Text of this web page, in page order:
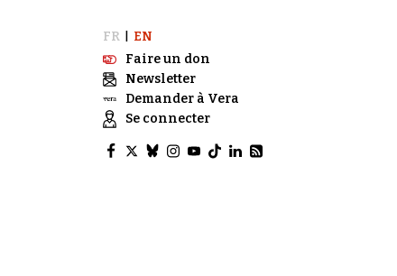
FR
EN
Faire un don
Newsletter
Demander à Vera
Se connecter